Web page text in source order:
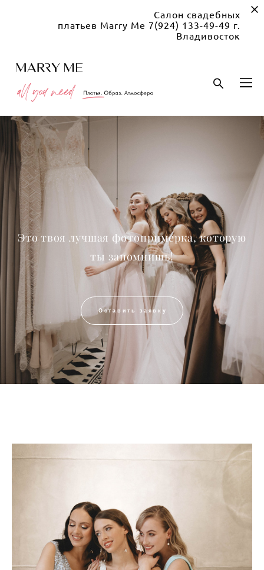
Салон свадебных
платьев Marry Me 7(924) 133-49-49 г.
Владивосток
Это твоя лучшая фотопримерка, которую
ты запомнишь!
Оставить заявку